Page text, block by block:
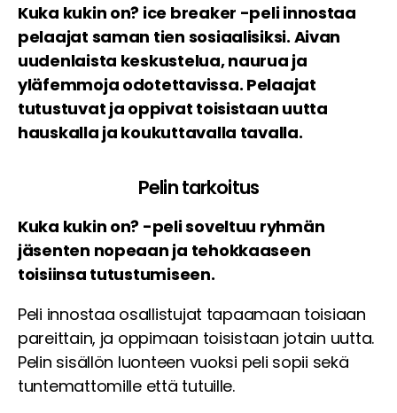
Kuka kukin on? ice breaker -peli innostaa
pelaajat saman tien sosiaalisiksi. Aivan
uudenlaista keskustelua, naurua ja
yläfemmoja odotettavissa. Pelaajat
tutustuvat ja oppivat toisistaan uutta
hauskalla ja koukuttavalla tavalla.
Pelin tarkoitus
Kuka kukin on? -peli soveltuu ryhmän
jäsenten nopeaan ja tehokkaaseen
toisiinsa tutustumiseen.
Peli innostaa osallistujat tapaamaan toisiaan
pareittain, ja oppimaan toisistaan jotain uutta.
Pelin sisällön luonteen vuoksi peli sopii sekä
tuntemattomille että tutuille.